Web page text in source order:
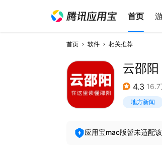
首页
首页 软件 相关推荐
云邵阳
4.3 16.7
地方新闻
应用宝mac版暂未适配